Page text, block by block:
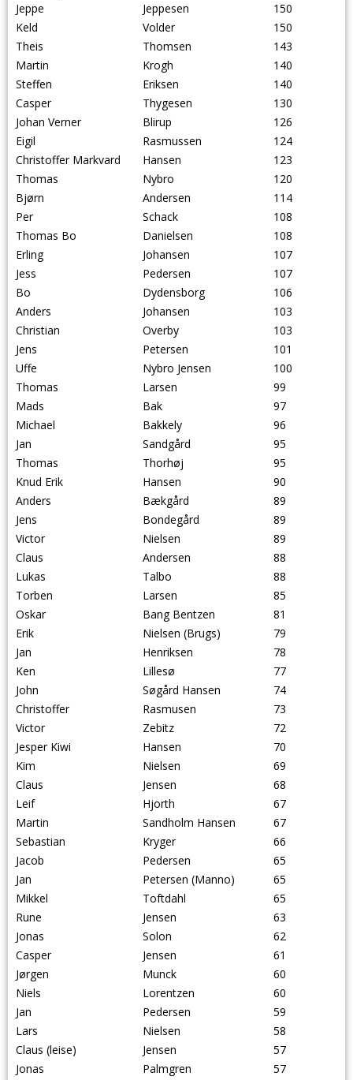
Jeppe
Jeppesen
150
Keld
Volder
150
Theis
Thomsen
143
Martin
Krogh
140
Steffen
Eriksen
140
Casper
Thygesen
130
Johan Verner
Blirup
126
Eigil
Rasmussen
124
Christoffer Markvard
Hansen
123
Thomas
Nybro
120
Bjørn
Andersen
114
Per
Schack
108
Thomas Bo
Danielsen
108
Erling
Johansen
107
Jess
Pedersen
107
Bo
Dydensborg
106
Anders
Johansen
103
Christian
Overby
103
Jens
Petersen
101
Uffe
Nybro Jensen
100
Thomas
Larsen
99
Mads
Bak
97
Michael
Bakkely
96
Jan
Sandgård
95
Thomas
Thorhøj
95
Knud Erik
Hansen
90
Anders
Bækgård
89
Jens
Bondegård
89
Victor
Nielsen
89
Claus
Andersen
88
Lukas
Talbo
88
Torben
Larsen
85
Oskar
Bang Bentzen
81
Erik
Nielsen (Brugs)
79
Jan
Henriksen
78
Ken
Lillesø
77
John
Søgård Hansen
74
Christoffer
Rasmusen
73
Victor
Zebitz
72
Jesper Kiwi
Hansen
70
Kim
Nielsen
69
Claus
Jensen
68
Leif
Hjorth
67
Martin
Sandholm Hansen
67
Sebastian
Kryger
66
Jacob
Pedersen
65
Jan
Petersen (Manno)
65
Mikkel
Toftdahl
65
Rune
Jensen
63
Jonas
Solon
62
Casper
Jensen
61
Jørgen
Munck
60
Niels
Lorentzen
60
Jan
Pedersen
59
Lars
Nielsen
58
Claus (leise)
Jensen
57
Jonas
Palmgren 57